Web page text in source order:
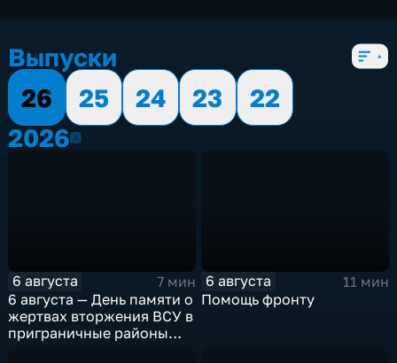
Выпуски
26
25 24 23
22
20262026
6 августа
7 мин
6 августа — День памяти о
жертвах вторжения ВСУ в
приграничные районы
6 августа
11 мин
Помощь фронту